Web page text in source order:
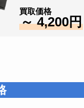
買取価格
～ 4,200円